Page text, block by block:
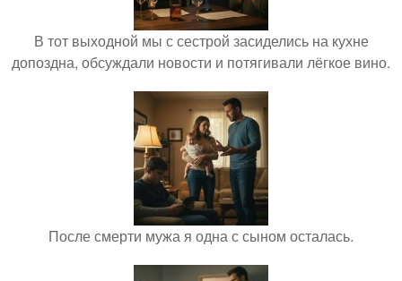
В тот выходной мы с сестрой засиделись на кухне
допоздна, обсуждали новости и потягивали лёгкое вино.
После смерти мужа я одна с сыном осталась.